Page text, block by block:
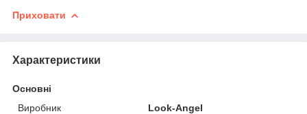
Приховати
Характеристики
Основні
Виробник
Look-Angel